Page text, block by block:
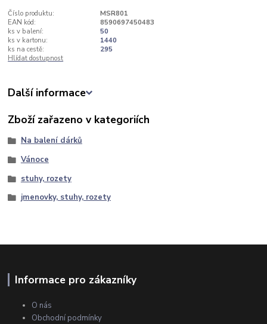
Číslo produktu:
MSR801
EAN kód:
8590697450483
ks v balení:
50
ks v kartonu:
1440
ks na cestě:
295
Hlídat dostupnost
Další informace
Zboží zařazeno v kategoriích
Na balení dárků
Vánoce
stuhy, rozety
jmenovky, stuhy, rozety
Informace pro zákazníky
O nás
Obchodní podmínky